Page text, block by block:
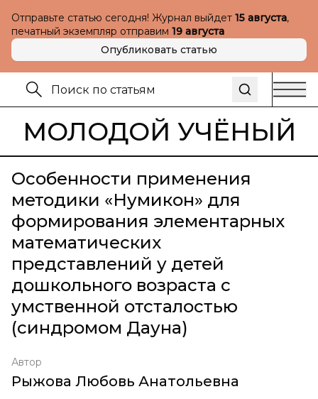
Отправьте статью сегодня! Журнал выйдет 15 августа,
печатный экземпляр отправим 19 августа
Опубликовать статью
МОЛОДОЙ УЧЁНЫЙ
Особенности применения
методики «Нумикон» для
формирования элементарных
математических
представлений у детей
дошкольного возраста с
умственной отсталостью
(синдромом Дауна)
Автор
Рыжова Любовь Анатольевна